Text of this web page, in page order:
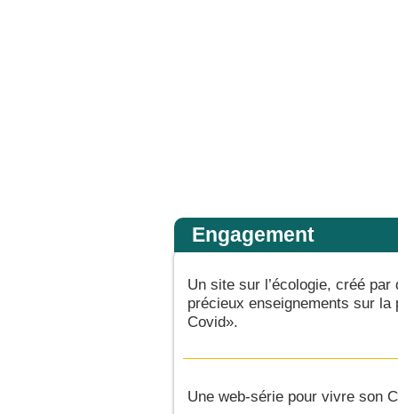
Engagement
Un site sur l’écologie, créé
précieux enseignements sur
Covid».
Une web-série pour vivre son